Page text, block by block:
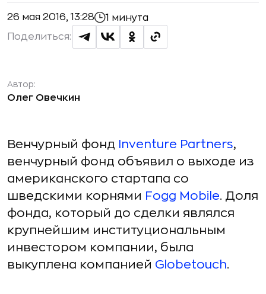
26 мая 2016, 13:28 1 минута
Поделиться:
Автор:
Олег Овечкин
Венчурный фонд Inventure Partners,
венчурный фонд объявил о выходе из
американского стартапа со
шведскими корнями Fogg Mobile. Доля
фонда, который до сделки являлся
крупнейшим институциональным
инвестором компании, была
выкуплена компанией Globetouch.